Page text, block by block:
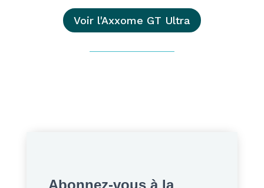
Voir l'Axxome GT Ultra
Abonnez-vous à la